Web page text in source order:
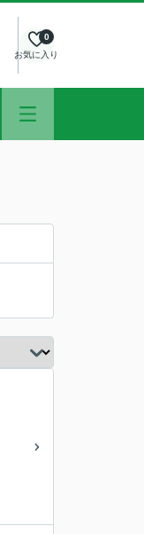
お気に入り
0